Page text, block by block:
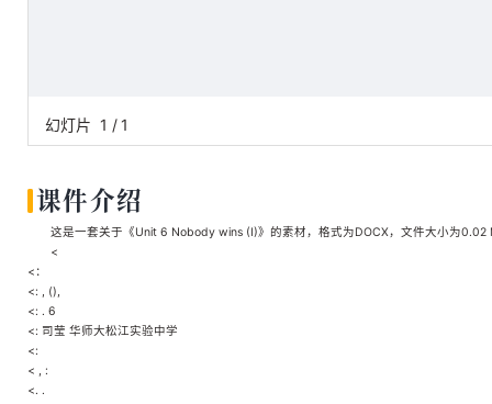
幻灯片 1 / 1
课件介绍
这是一套关于《Unit 6 Nobody wins (I)》的素材，格式为DOCX，文件大小为0.02
<
<：
<: , (),
<: . 6
<: 司莹 华师大松江实验中学
<:
< , :
<. .